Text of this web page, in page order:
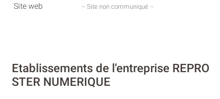
Site web -- Site non communiqué --
Etablissements de l'entreprise REPRO
STER NUMERIQUE